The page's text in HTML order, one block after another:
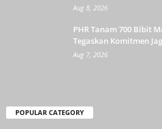
Aug 8, 2026
PHR Tanam 700 Bibit
Tegaskan Komitmen
Aug 7, 2026
POPULAR CATEGORY